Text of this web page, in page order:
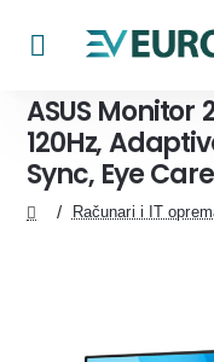
ASUS Monitor
120Hz,
Sync, Eye Care
Računari i IT